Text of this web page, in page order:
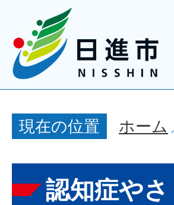
現在の位置 ホーム
認知症や